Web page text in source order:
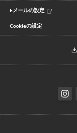
Eメールの設定
Cookieの設定